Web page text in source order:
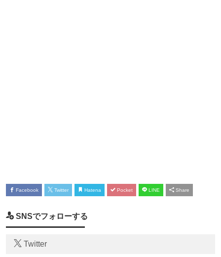
Facebook Twitter Hatena Pocket LINE Share
SNSでフォローする
Twitter